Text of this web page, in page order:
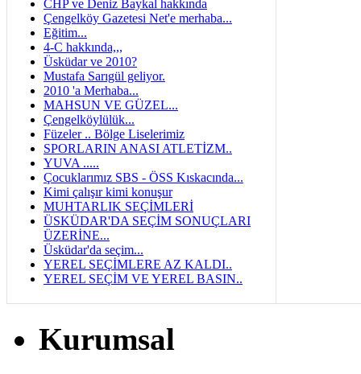
CHP ve Deniz Baykal hakkında
Çengelköy Gazetesi Net'e merhaba...
Eğitim...
4-C hakkında,,,
Üsküdar ve 2010?
Mustafa Sarıgül geliyor.
2010 'a Merhaba...
MAHSUN VE GÜZEL...
Çengelköylülük...
Füzeler .. Bölge Liselerimiz
SPORLARIN ANASI ATLETİZM..
YUVA .....
Çocuklarımız SBS - ÖSS Kıskacında...
Kimi çalışır kimi konuşur
MUHTARLIK SEÇİMLERİ
ÜSKÜDAR'DA SEÇİM SONUÇLARI
ÜZERİNE...
Üsküdar'da seçim...
YEREL SEÇİMLERE AZ KALDI..
YEREL SEÇİM VE YEREL BASIN..
Kurumsal